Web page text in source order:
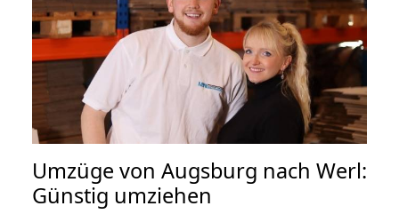
Umzüge von Augsburg nach Werl:
Günstig umziehen